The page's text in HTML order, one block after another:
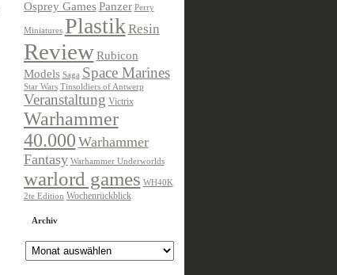
Osprey Games Panzer Perry
Miniatures Plastik Resin
Review Rubicon
Models Saga Space Marines
Star Wars Tinsoldiers of Antwerp
Veranstaltung Victrix
Warhammer
40.000 Warhammer
Fantasy Warhammer Underworlds
warlord games WH40K
2te Edition Wochenrückblick
Archiv